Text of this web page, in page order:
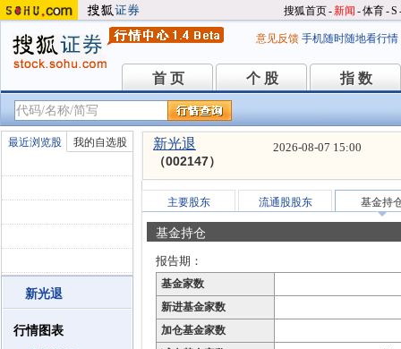
搜狐首页-新闻 -体育-S
意见反馈 手机随时随地看行情
首 页
首 页 个 股
个 股 指 数
指 数
最近浏览股 我的自选股
新光退
行情图表
新光退
（002147）
2026-08-07 15:00
主要股东 流通股股东 基金持
基金持仓
报告期：
基金家数
新进基金家数
加仓基金家数